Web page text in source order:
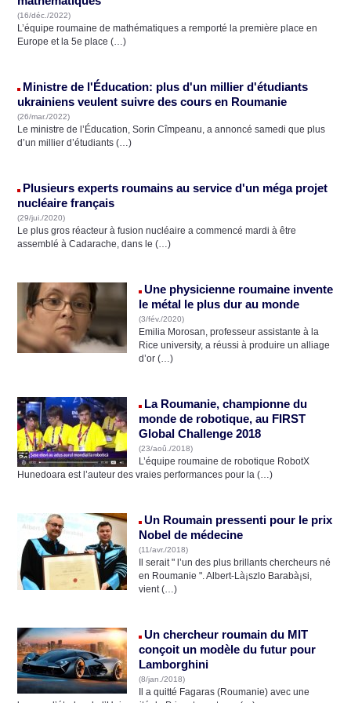
(16/déc./2022)
L’équipe roumaine de mathématiques a remporté la première place en
Europe et la 5e place (…)
Ministre de l'Éducation: plus d'un millier d'étudiants
ukrainiens veulent suivre des cours en Roumanie
(26/mar./2022)
Le ministre de l’Éducation, Sorin Cîmpeanu, a annoncé samedi que plus
d’un millier d’étudiants (…)
Plusieurs experts roumains au service d'un méga projet
nucléaire français
(29/jui./2020)
Le plus gros réacteur à fusion nucléaire a commencé mardi à être
assemblé à Cadarache, dans le (…)
Une physicienne roumaine invente
le métal le plus dur au monde
(3/fév./2020)
Emilia Morosan, professeur assistante à la
Rice university, a réussi à produire un alliage
d’or (…)
La Roumanie, championne du
monde de robotique, au FIRST
Global Challenge 2018
(23/aoû./2018)
L’équipe roumaine de robotique RobotX
Hunedoara est l’auteur des vraies performances pour la (…)
Un Roumain pressenti pour le prix
Nobel de médecine
(11/avr./2018)
Il serait " l’un des plus brillants chercheurs né
en Roumanie ". Albert-Là¡szlo Barabà¡si,
vient (…)
Un chercheur roumain du MIT
conçoit un modèle du futur pour
Lamborghini
(8/jan./2018)
Il a quitté Fagaras (Roumanie) avec une